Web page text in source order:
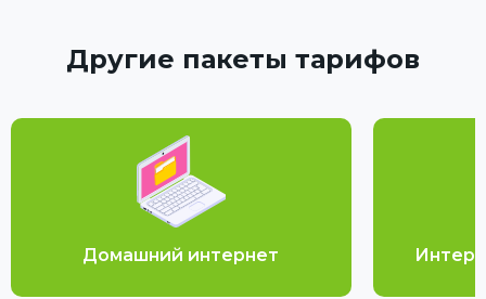
Другие пакеты тарифов
Домашний интернет